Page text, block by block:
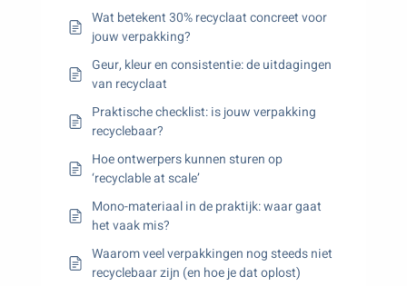
Wat betekent 30% recyclaat concreet voor
jouw verpakking?
Geur, kleur en consistentie: de uitdagingen
van recyclaat
Praktische checklist: is jouw verpakking
recyclebaar?
Hoe ontwerpers kunnen sturen op
‘recyclable at scale’
Mono-materiaal in de praktijk: waar gaat
het vaak mis?
Waarom veel verpakkingen nog steeds niet
recyclebaar zijn (en hoe je dat oplost)